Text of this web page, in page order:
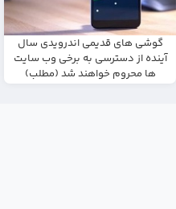
گوشی های قدیمی اندرویدی سال
آینده از دسترسی به برخی وب سایت
ها محروم خواهند شد (مطلب)